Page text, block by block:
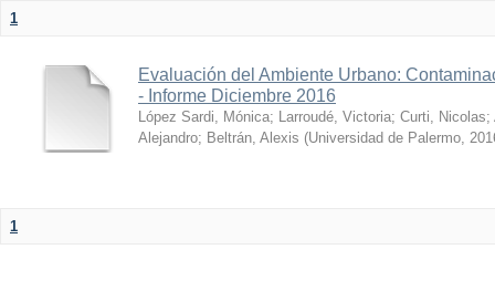
1
Evaluación del Ambiente Urbano:
- Informe Diciembre 2016
López Sardi, Mónica; Larroudé, Victoria; Curti, Nicolas;
Alejandro; Beltrán, Alexis (Universidad de Palermo,
1